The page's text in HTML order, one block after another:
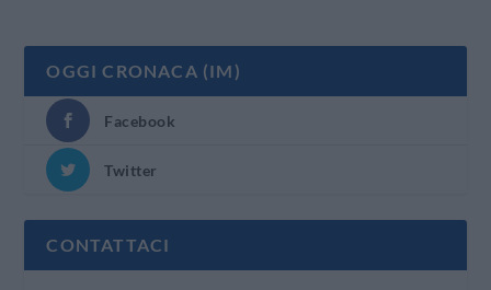
OGGI CRONACA (IM)
Facebook
Twitter
CONTATTACI